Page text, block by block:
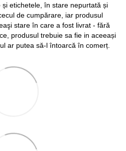
etichetele, în stare nepurtată și
de cumpărare, iar produsul
stare în care a fost livrat - fără
produsul trebuie sa fie in aceeași
ar putea să-l întoarcă în comerț.